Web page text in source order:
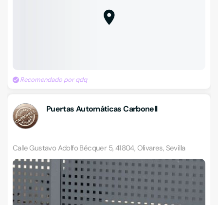
Recomendado por qdq
Puertas Automáticas Carbonell
Calle Gustavo Adolfo Bécquer 5, 41804, Olivares, Sevilla